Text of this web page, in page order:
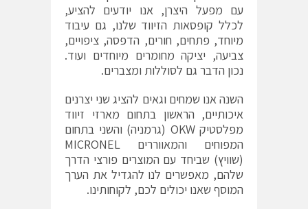
עם מפעל היצרן, אנו יודעים להציע,
לכלל קופסאות הזיווד שלנו, גם עיבוד
מיוחד, פתחים, חורים, הדפסה, ציפויים,
צביעה, יציקה מחומרים מיוחדים ועוד.
נכון הדבר גם לסוללות ומצברים.
השנה אנו שמחים וגאים להציג שני יצרנים
איכותיים, הראשון בתחום מארזי זיווד
מפלסטיק OKW (גרמניה) והשני בתחום
המפוחים והמאווררים MICRONEL
(שוויץ) שביחד עם המוצרים פורצי הדרך
שלהם, מאפשרים לנו להגדיל את הערך
המוסף שאנו יכולים לכם, לקוחותינו.